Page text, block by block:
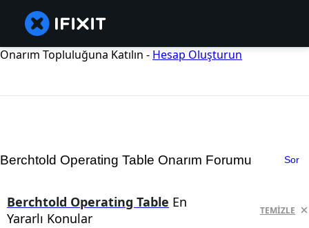
Onarım Topluluğuna Katılın - Hesap Oluşturun
Berchtold Operating Table Onarım Forumu Sor
Berchtold Operating Table En
Yararlı Konular
TEMIZLE